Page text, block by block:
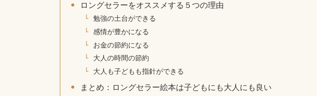
ロングセラーをオススメする５つの理由
勉強の土台ができる
感情が豊かになる
お金の節約になる
大人の時間の節約
大人も子どもも指針ができる
まとめ：ロングセラー絵本は子どもにも大人にも良い